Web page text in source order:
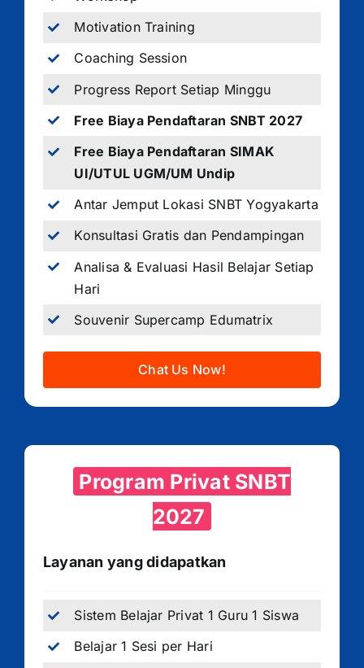
Motivation Training
Coaching Session
Progress Report Setiap Minggu
Free Biaya Pendaftaran SNBT 2027
Free Biaya Pendaftaran SIMAK
UI/UTUL UGM/UM Undip
Antar Jemput Lokasi SNBT Yogyakarta
Konsultasi Gratis dan Pendampingan
Analisa & Evaluasi Hasil Belajar Setiap
Hari
Souvenir Supercamp Edumatrix
Chat Us Now!
Program Privat SNBT
2027
Layanan yang didapatkan
Sistem Belajar Privat 1 Guru 1 Siswa
Belajar 1 Sesi per Hari